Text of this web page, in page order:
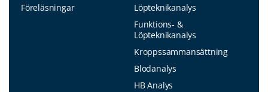
Föreläsningar
Löpteknikanalys
Funktions- &
Löpteknikanalys
Kroppssammansättning
Blodanalys
HB Analys